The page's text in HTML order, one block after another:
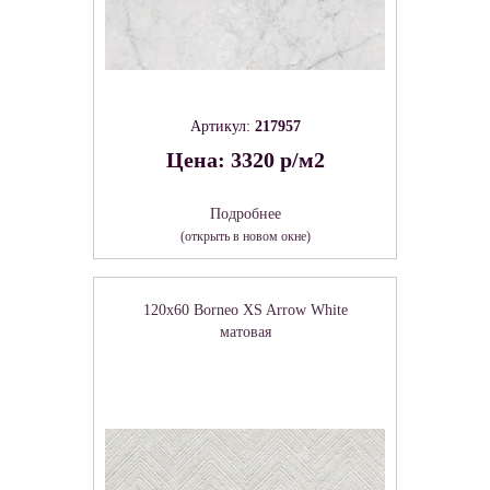
Артикул: 217957
Цена: 3320 р/м2
Подробнее
(открыть в новом окне)
120x60 Borneo XS Arrow White
матовая